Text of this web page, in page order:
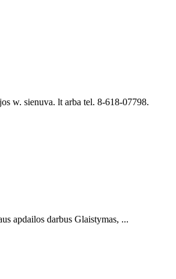
w. sienuva. lt arba tel. 8-618-07798.
apdailos darbus Glaistymas, ...